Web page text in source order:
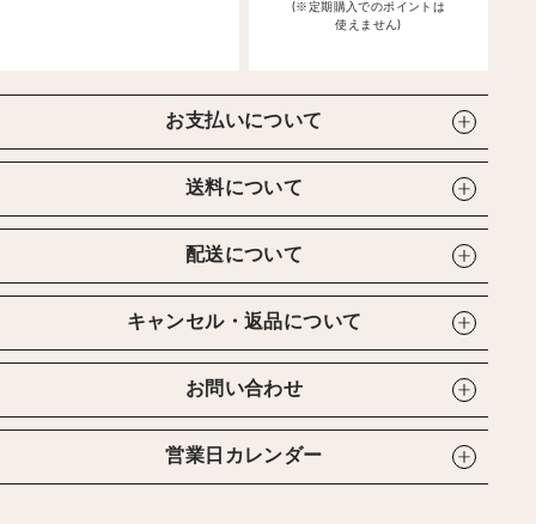
(※定期購入でのポイントは
使えません)
お支払いについて
送料について
配送について
キャンセル・返品について
お問い合わせ
営業日カレンダー